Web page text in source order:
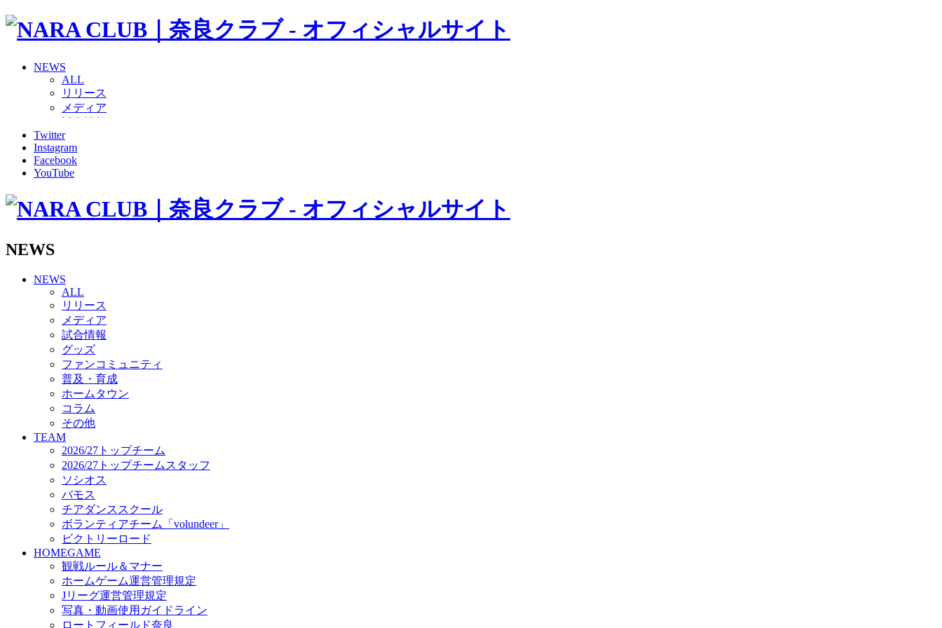
NEWS
ALL
リリース
メディア
グッズ
ファンコミュニティ
普及・育成
ホームタウン
その他
バモス
チアダンススクール
ボランティアチーム「volundeer」
ビクトリーロード
HOMEGAME
観戦ルール＆マナー
ホームゲーム運営管理規定
Jリーグ運営管理規定
写真・動画使用ガイドライン
ロートフィールド奈良
SCHEDULE
2026/27
練習見学時のファンサービスについて
TICKET
奈良クラブ明治安田J3リーグ2026/27シーズン試合観戦チケット
奈良クラブ明治安田Ｊ3リーグ 2026/27シーズン「鹿パス」
観戦ルール＆マナー
FANCOMMUNITY
2026/27ファンコミュニティ
サポートショップ
GOODS
オフィシャルストア（実店舗）
オンラインストア
ACADEMY
アカデミーについて
Twitter
Instagram
Facebook
YouTube
NEWS
NEWS
ALL
リリース
メディア
試合情報
グッズ
ファンコミュニティ
普及・育成
ホームタウン
コラム
その他
TEAM
2026/27トップチーム
2026/27トップチームスタッフ
ソシオス
バモス
チアダンススクール
ボランティアチーム「volundeer」
ビクトリーロード
HOMEGAME
観戦ルール＆マナー
ホームゲーム運営管理規定
Jリーグ運営管理規定
写真・動画使用ガイドライン
ロートフィールド奈良